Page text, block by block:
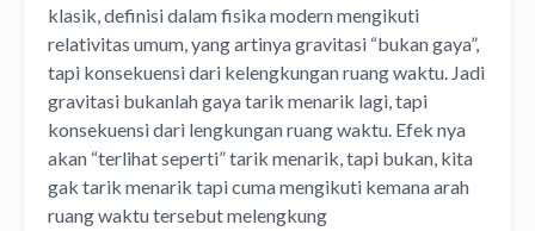
klasik, definisi dalam fisika modern mengikuti
relativitas umum, yang artinya gravitasi “bukan gaya”,
tapi konsekuensi dari kelengkungan ruang waktu. Jadi
gravitasi bukanlah gaya tarik menarik lagi, tapi
konsekuensi dari lengkungan ruang waktu. Efek nya
akan “terlihat seperti” tarik menarik, tapi bukan, kita
gak tarik menarik tapi cuma mengikuti kemana arah
ruang waktu tersebut melengkung